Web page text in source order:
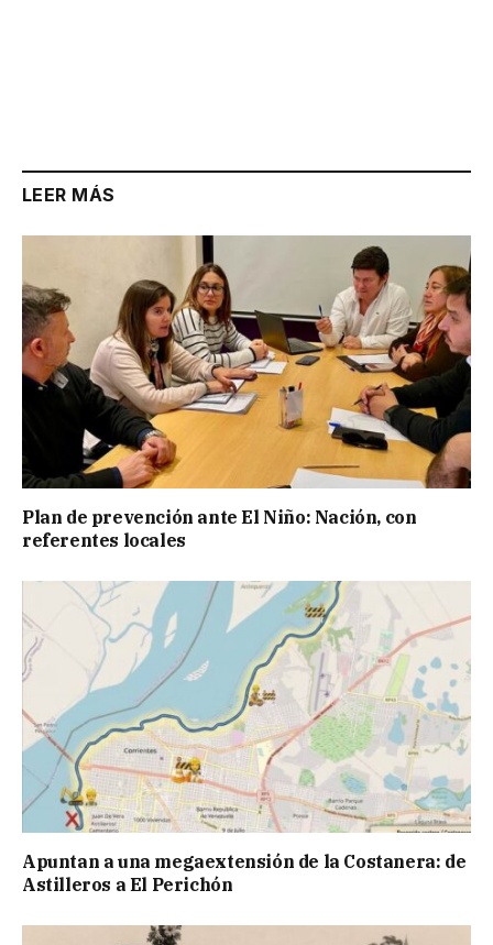
LEER MÁS
Plan de prevención ante El Niño: Nación, con
referentes locales
Apuntan a una megaextensión de la Costanera: de
Astilleros a El Perichón